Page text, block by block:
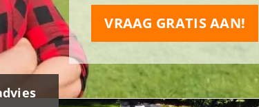
VRAAG GRATIS AAN!